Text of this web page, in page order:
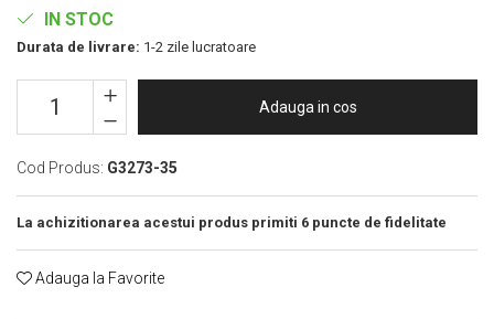
Tricouri clasice
Veste de lucru
Impermeabila
Combinezoane de lucru impermeabile
Costume de ploaie impermeabile
Jachete / Bluze salopeta
Pantaloni impermeabili
Pelerine de ploaie
Veste de lucru
Industria alimentara
IN STOC
Durata de livrare: 1-2 zile lucratoare
Adauga in cos
Cod Produs: G3273-35
La achizitionarea acestui produs primiti 6 puncte de fidelitate
Adauga la Favorite